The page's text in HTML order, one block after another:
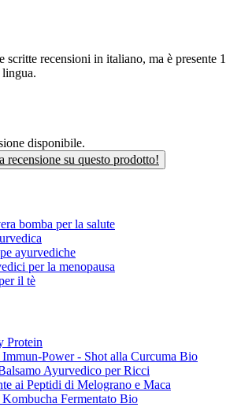
scritte recensioni in italiano, ma è presente 1
lingua.
disponibile.
recensione su questo prodotto!
bomba per la salute
ayurvediche
per la menopausa
il tè
Protein
Power - Shot alla Curcuma Bio
Ayurvedico per Ricci
ai Peptidi di Melograno e Maca
Fermentato Bio